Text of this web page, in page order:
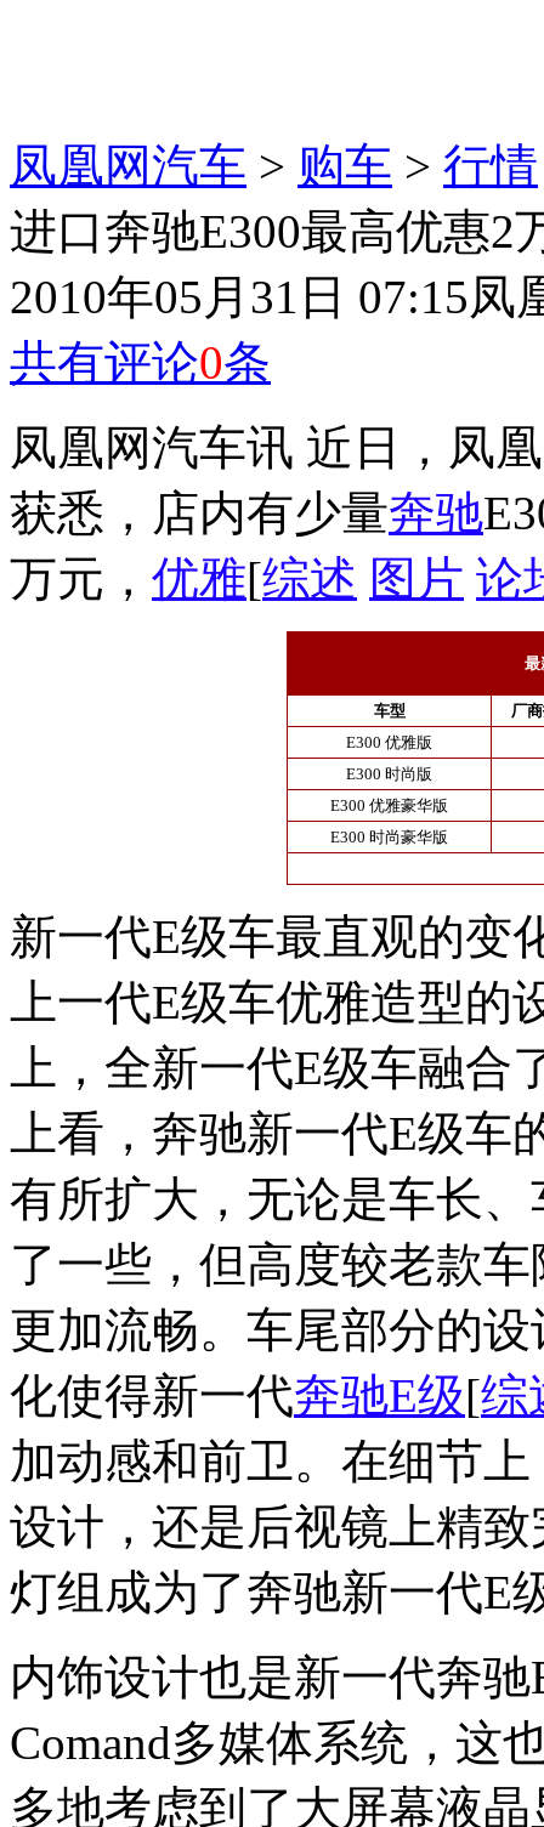
凤凰网汽车 > 购车 > 行情
进口奔驰E300最高优惠2
2010年05月31日 07:15凤
共有评论0条
凤凰网汽车讯 近日，凤
获悉，店内有少量奔驰
万元， 优雅[综述 图片 论
最
车型
厂
E300 优雅版
E300 时尚版
E300 优雅豪华版
E300 时尚豪华版
新一代E级车最直观的变
上一代E级车优雅造型的
上，全新一代E级车融
上看，奔驰新一代E级
有所扩大，无论是车长
了一些，但高度较老款
更加流畅。车尾部分的
化使得新一代奔驰E级[综
加动感和前卫。在细节
设计，还是后视镜上精
灯组成为了奔驰新一代E
内饰设计也是新一代奔
Comand多媒体系统，这
多地考虑到了大屏幕液